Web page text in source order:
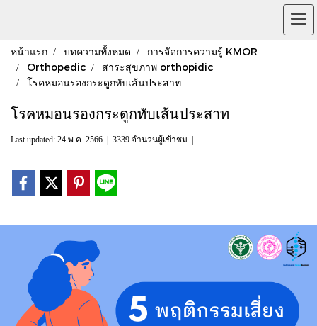
หน้าแรก บทความทั้งหมด
การจัดการความรู้ KMOR
Orthopedic
สาระสุขภาพ orthopidic
โรคหมอนรองกระดูกทับเส้นประสาท
โรคหมอนรองกระดูกทับเส้นประสาท
Last updated: 24 พ.ค. 2566 3339 จำนวนผู้เข้าชม